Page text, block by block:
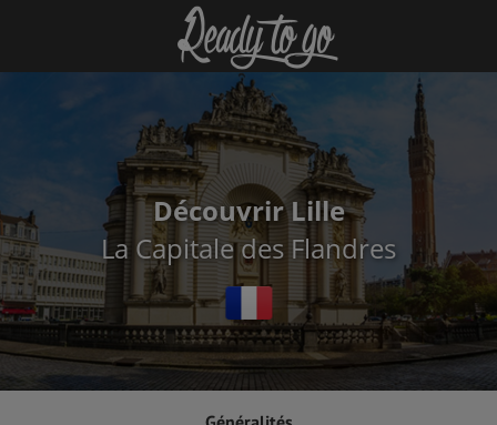
Découvrir Lille
La Capitale des Flandres